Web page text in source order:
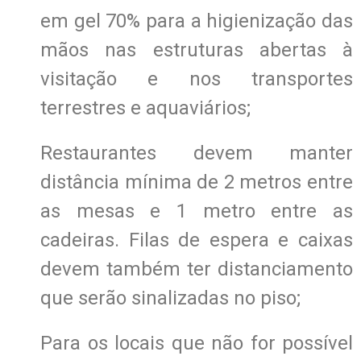
em gel 70% para a higienização das
mãos nas estruturas abertas à
visitação e nos transportes
terrestres e aquaviários;
Restaurantes devem manter
distância mínima de 2 metros entre
as mesas e 1 metro entre as
cadeiras. Filas de espera e caixas
devem também ter distanciamento
que serão sinalizadas no piso;
Para os locais que não for possível